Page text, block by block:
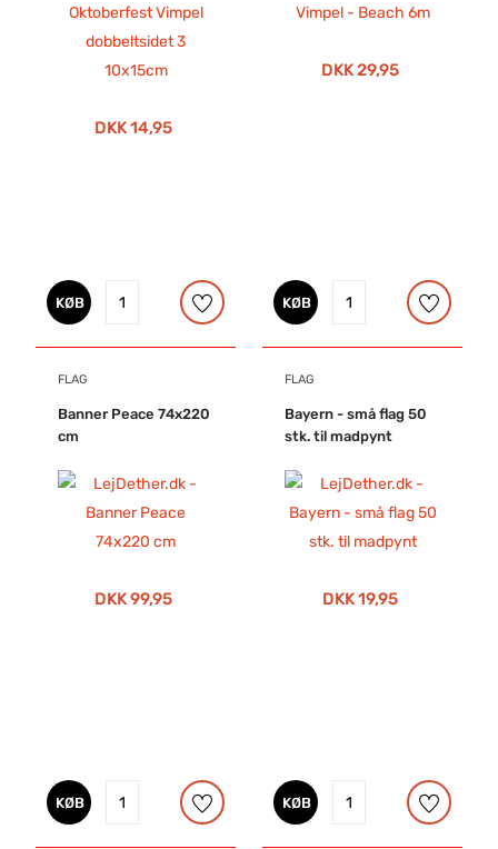
DKK 14,95
KØB
DKK 29,95
KØB
FLAG
Banner Peace 74x220
cm
DKK 99,95
KØB
FLAG
Bayern - små flag 50
stk. til madpynt
DKK 19,95
KØB